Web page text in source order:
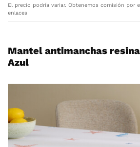
El precio podría variar. Obtenemos comisión por
enlaces
Mantel antimanchas
Azul